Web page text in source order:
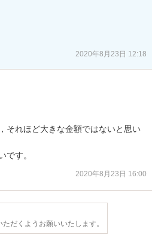
2020年8月23日 12:18
それほど大きな金額ではないと思い
です。
2020年8月23日 16:00
だくようお願いいたします。